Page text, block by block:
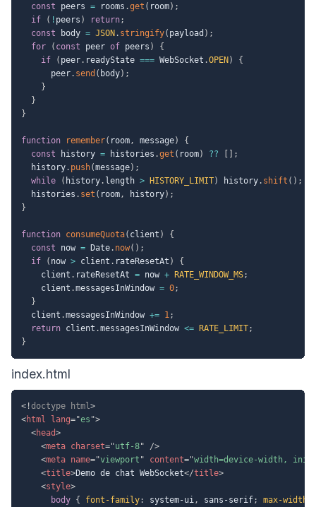
const peers = rooms .get ( room) ;
if
( ! peers ) return;
const body = JSON . stringify( payload ) ;
for
( const peer of peers )
{
if
( peer. readyState === WebSocket .OPEN )
{
      peer
. send ( body) ;
}
}
}
function remember( room, message)
{
const history = histories .get ( room) ??
;
  history
. push(message) ;
while
( history. length > HISTORY_LIMIT) history. shift ( ) ;
  histories
. set ( room, history) ;
}
function consumeQuota( client )
{
const now = Date. now( ) ;
if
( now > client . rateResetAt )
{
    client
. rateResetAt = now + RATE_WINDOW_MS;
    client
.messagesInWindow = 0;
}
  client
.messagesInWindow += 1;
return client .messagesInWindow <= RATE_LIMIT;
}
index.html
<!doctype html>
<html lang="es ">
<head>
<meta charset="utf-8"
/>
<meta name="viewport " content="width=device-width,
<title>Demo de chat WebSocket</title>
<style>
body { font-family: system-ui, sans-serif; max-width